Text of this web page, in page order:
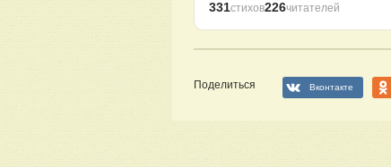
331стихов226читателей
Поделиться Вконтакте